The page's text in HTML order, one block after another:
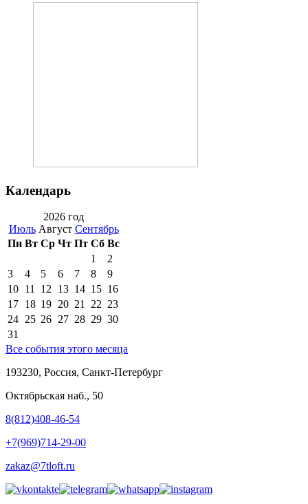
Календарь
2026 год
Июль Август Сентябрь
Пн Вт Ср Чт Пт Сб Вс
1
2
3
4 5 6 7 8
9
10 11 12 13 14 15 16
17 18 19 20 21 22 23
24 25 26 27 28 29 30
31
Все события этого месяца
193230, Россия, Санкт-Петербург
Октябрьская наб., 50
8(812)408-46-54
+7(969)714-29-00
zakaz@7tloft.ru